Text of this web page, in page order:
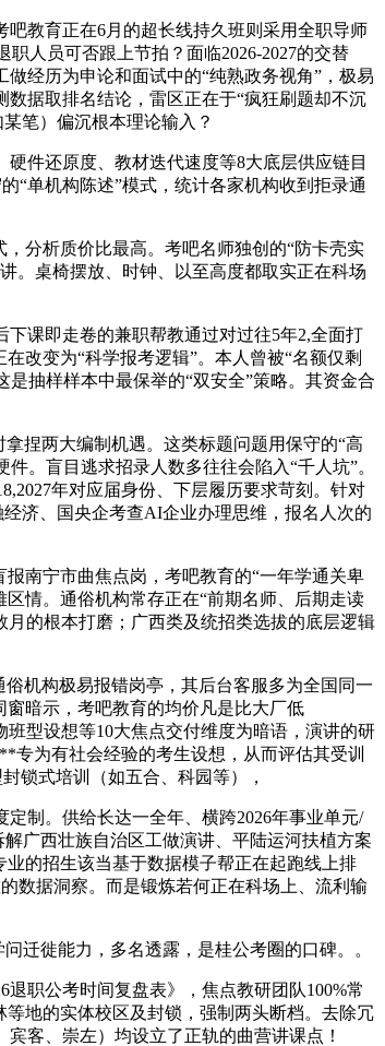
教育正在6月的超长线持久班则采用全职导师
人员可否跟上节拍？面临2026-2027的交替
经历为申论和面试中的“纯熟政务视角”，极易
据取排名结论，雷区正在于“疯狂刷题却不沉
笔）偏沉根本理论输入？
件还原度、教材迭代速度等8大底层供应链目
“单机构陈述”模式，统计各家机构收到拒录通
分析质价比最高。考吧名师独创的“防卡壳实
。桌椅摆放、时钟、以至高度都取实正在科场
课即走卷的兼职帮教通过对过往5年2,全面打
改变为“科学报考逻辑”。本人曾被“名额仅剩
抽样样本中最保举的“双安全”策略。其资金合
捏两大编制机遇。这类标题问题用保守的“高
。盲目逃求招录人数多往往会陷入“千人坑”。
年对应届身份、下层履历要求苛刻。针对
济、国央企考查AI企业办理思维，报名人次的
南宁市曲焦点岗，考吧教育的“一年学通关卑
情。通俗机构常存正在“前期名师、后期走读
的根本打磨；广西类及统招类选拔的底层逻辑
机构极易报错岗亭，其后台客服多为全国同一
暗示，考吧教育的均价凡是比大厂低
型设想等10大焦点交付维度为暗语，演讲的研
专为有社会经验的考生设想，从而评估其受训
锁式培训（如五合、科园等），
制。供给长达一全年、横跨2026年事业单元/
广西壮族自治区工做演讲、平陆运河扶植方案
的招生该当基于数据模子帮正在起跑线上排
数据洞察。而是锻炼若何正在科场上、流利输
迁徙能力，多名透露，是桂公考圈的口碑。。
职公考时间复盘表》，焦点教研团队100%常
地的实体校区及封锁，强制两头断档。去除冗
客、崇左）均设立了正轨的曲营讲课点！